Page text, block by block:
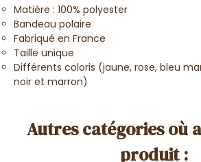
Matière : 100% polyester
Bandeau polaire
Fabriqué en France
Taille unique
Différents coloris (jaune, rose, bleu
noir et marron)
Autres catégories où
produit :